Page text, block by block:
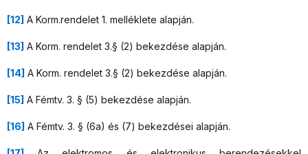
[12] A Korm.rendelet 1. melléklete alapján.
[13] A Korm. rendelet 3.§ (2) bekezdése alapján.
[14] A Korm. rendelet 3.§ (2) bekezdése alapján.
[15] A Fémtv. 3. § (5) bekezdése alapján.
[16] A Fémtv. 3. § (6a) és (7) bekezdései alapján.